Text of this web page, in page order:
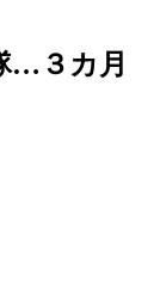
…３カ月